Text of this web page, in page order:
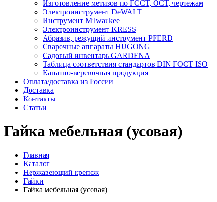
Изготовление метизов по ГОСТ, ОСТ, чертежам
Электроинструмент DeWALT
Инструмент Milwaukee
Электроинструмент KRESS
Абразив, режущий инструмент PFERD
Сварочные аппараты HUGONG
Садовый инвентарь GARDENA
Таблица соответствия стандартов DIN ГОСТ ISO
Канатно-веревочная продукция
Оплата/доставка из России
Доставка
Контакты
Статьи
Гайка мебельная (усовая)
Главная
Каталог
Нержавеющий крепеж
Гайки
Гайка мебельная (усовая)